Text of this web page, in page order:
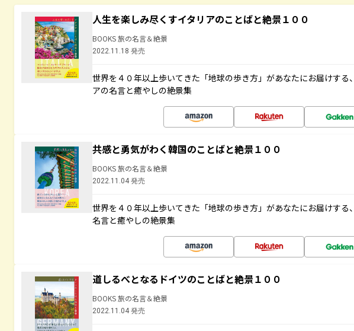
人生を楽しみ尽くすイタリアのことばと絶景１００
BOOKS 旅の名言＆絶景
2022.11.18 発売
世界を４０年以上歩いてきた「地球の歩き方」があなたにお届けする
アの名言と癒やしの絶景集
共感と勇気がわく韓国のことばと絶景１００
BOOKS 旅の名言＆絶景
2022.11.04 発売
世界を４０年以上歩いてきた「地球の歩き方」があなたにお届けする
名言と癒やしの絶景集
道しるべとなるドイツのことばと絶景１００
BOOKS 旅の名言＆絶景
2022.11.04 発売